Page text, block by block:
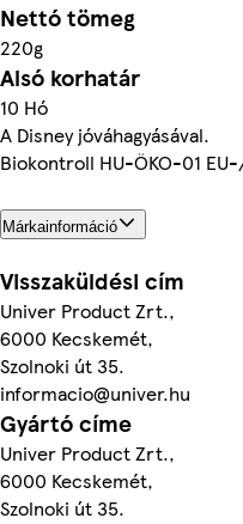
Nettó tömeg
220g
Alsó korhatár
10 Hó
A Disney jóváhagyásával.
Biokontroll HU-ÖKO-01
Márkainformáció
Visszaküldési cím
Univer Product Zrt.,
6000 Kecskemét,
Szolnoki út 35.
informacio@univer.hu
Gyártó címe
Univer Product Zrt.,
6000 Kecskemét,
Szolnoki út 35.